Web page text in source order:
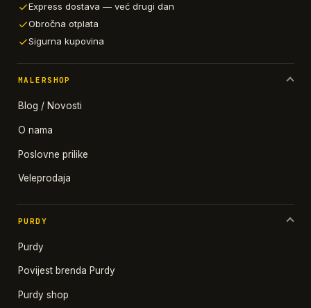
Express dostava — već drugi dan
Obročna otplata
Sigurna kupovina
MALERSHOP
Blog / Novosti
O nama
Poslovne prilike
Veleprodaja
PURDY
Purdy
Povijest brenda Purdy
Purdy shop